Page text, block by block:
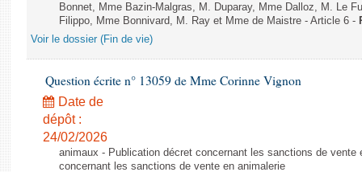
Dossiers législatifs
Budget et sécurité sociale
Questions écrites et orales
Bonnet, Mme Bazin-Malgras, M. Duparay, Mme Dalloz, M. Le
Filippo, Mme Bonnivard, M. Ray et Mme de Maistre - Article 6 -
Voir le dossier (Fin de vie)
Question écrite n° 13059 de Mme Corinne Vignon
Date de
dépôt :
24/02/2026
animaux - Publication décret concernant les sanctions de vente
concernant les sanctions de vente en animalerie